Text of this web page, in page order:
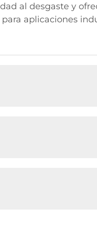
al desgaste y
aplicaciones